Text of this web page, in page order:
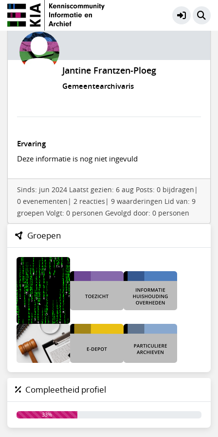
Jantine Frantzen-Ploeg
Gemeentearchivaris
Ervaring
Deze informatie is nog niet ingevuld
Sinds: jun 2024 Laatst gezien: 6 aug Posts: 0 bijdragen|
0 evenementen| 2 reacties| 9 waarderingen Lid van: 9
groepen Volgt: 0 personen Gevolgd door: 0 personen
Groepen
Compleetheid profiel
33%